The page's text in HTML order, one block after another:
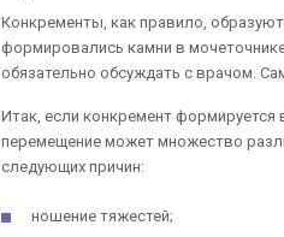
Конкременты, как правило,
формировались камни в
обязательно обсуждать с врачом.
Итак, если конкремент формируется
перемещение может множество
следующих причин:
ношение тяжестей;